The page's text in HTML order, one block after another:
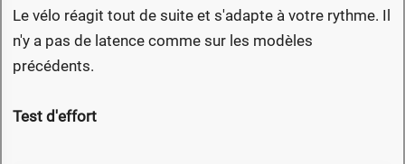
Le vélo réagit tout de suite et s'adapte à votre rythme. Il
n'y a pas de latence comme sur les modèles
précédents.
Test d'effort